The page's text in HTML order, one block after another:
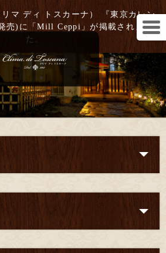
マ ディ トスカーナ） 『東京カレン
売)に「Mill Ceppi」が掲載されまし
た。